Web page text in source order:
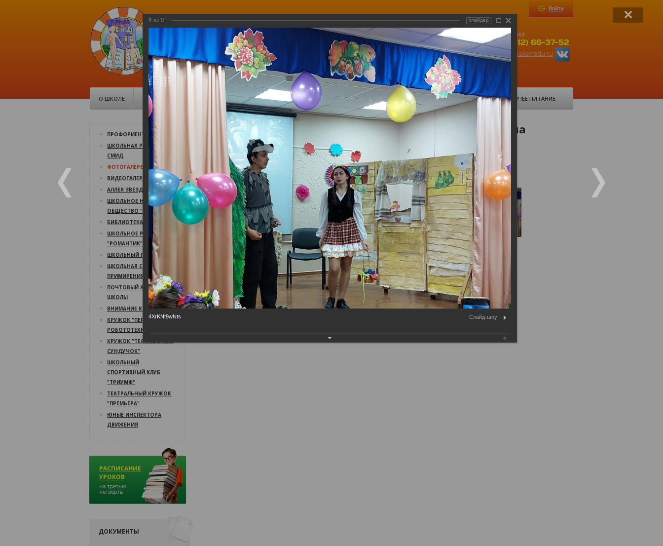
МБОУ Средняя общеобразовательная
школа №11, Псков
Советская, 106
ДИРЕКТОР
+ 7(8112) 66-37-52
org6@pskovedu.ru
ПРИЕМНАЯ
+ 7(8112) 66-37-52
org6@pskovedu.ru
Войти
О ШКОЛЕ ДОКУМЕНТЫ ШКОЛЬНАЯ ЖИЗНЬ РОДИТЕЛЯМ УЧИТЕЛЯМ УЧЕНИКАМ ФОРУМ ГОРЯЧЕЕ ПИТАНИЕ
19 апреля состоялся спектакль "Красная шапочка" на
английском языке.
19 апреля состоялся спектакль "Красная шапочка" на английском языке.
11.06.2024
ПРОФОРИЕНТАЦИЯ
ШКОЛЬНАЯ РЕСПУБЛИКА
СМИД
ФОТОГАЛЕРЕЯ
ВИДЕОГАЛЕРЕЯ
АЛЛЕЯ ЗВЕЗД
ШКОЛЬНОЕ НАУЧНОЕ
ОБЩЕСТВО "СВЕТОЧ"
БИБЛИОТЕКА
ШКОЛЬНОЕ РАДИО
"РОМАНТИК"
ШКОЛЬНЫЙ ПСИХОЛОГ
ШКОЛЬНАЯ СЛУЖБА
ПРИМИРЕНИЯ
ПОЧТОВЫЙ ЯЩИК
ШКОЛЫ
ВНИМАНИЕ КОНКУРС!
КРУЖОК "ПЕРВЫЙ ШАГ В
РОБОТОТЕХНИКУ"
КРУЖОК "ТЕАТРАЛЬНЫЙ
СУНДУЧОК"
ШКОЛЬНЫЙ
СПОРТИВНЫЙ КЛУБ
"ТРИУМФ"
ТЕАТРАЛЬНЫЙ КРУЖОК
"ПРЕМЬЕРА"
ЮНЫЕ ИНСПЕКТОРА
ДВИЖЕНИЯ
ДОКУМЕНТЫ
8 из 9 слайдер
4XrKNt9wNts Слайд-шоу: